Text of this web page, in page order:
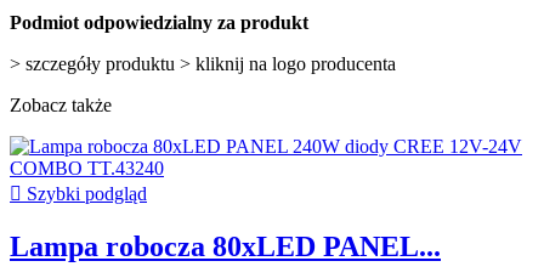
Podmiot odpowiedzialny za produkt
> szczegóły produktu > kliknij na logo producenta
Zobacz także
 Szybki podgląd
Lampa robocza 80xLED PANEL...